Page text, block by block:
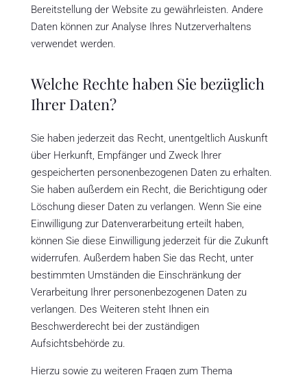
Bereitstellung der Website zu gewährleisten. Andere
Daten können zur Analyse Ihres Nutzerverhaltens
verwendet werden.
Welche Rechte haben Sie bezüglich
Ihrer Daten?
Sie haben jederzeit das Recht, unentgeltlich Auskunft
über Herkunft, Empfänger und Zweck Ihrer
gespeicherten personenbezogenen Daten zu erhalten.
Sie haben außerdem ein Recht, die Berichtigung oder
Löschung dieser Daten zu verlangen. Wenn Sie eine
Einwilligung zur Datenverarbeitung erteilt haben,
können Sie diese Einwilligung jederzeit für die Zukunft
widerrufen. Außerdem haben Sie das Recht, unter
bestimmten Umständen die Einschränkung der
Verarbeitung Ihrer personenbezogenen Daten zu
verlangen. Des Weiteren steht Ihnen ein
Beschwerderecht bei der zuständigen
Aufsichtsbehörde zu.
Hierzu sowie zu weiteren Fragen zum Thema